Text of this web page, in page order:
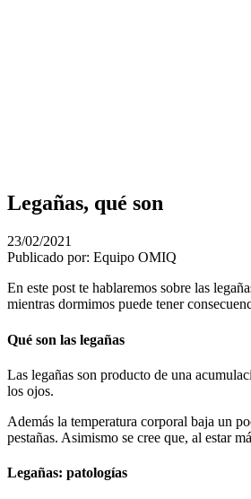
Legañas, qué son
23/02/2021
Publicado por: Equipo OMIQ
En este post te hablaremos sobre las
mientras dormimos puede tener
Qué son las legañas
Las legañas son producto de una
los ojos.
Además la temperatura corporal baja un
pestañas. Asimismo se cree que, al estar
Legañas: patologías